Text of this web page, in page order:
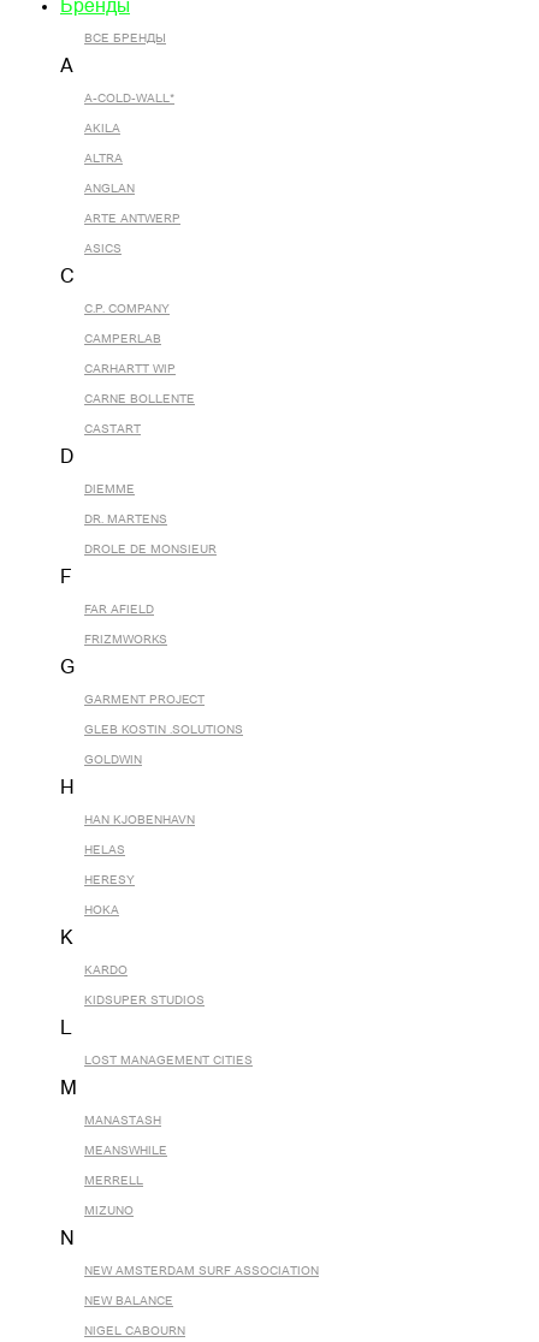
Бренды
ВСЕ БРЕНДЫ
A
A-COLD-WALL*
AKILA
ALTRA
ANGLAN
ARTE ANTWERP
ASICS
C
C.P. COMPANY
CAMPERLAB
CARHARTT WIP
CARNE BOLLENTE
CASTART
D
DIEMME
DR. MARTENS
DROLE DE MONSIEUR
F
FAR AFIELD
FRIZMWORKS
G
GARMENT PROJECT
GLEB KOSTIN .SOLUTIONS
GOLDWIN
H
HAN KJOBENHAVN
HELAS
HERESY
HOKA
K
KARDO
KIDSUPER STUDIOS
L
LOST MANAGEMENT CITIES
M
MANASTASH
MEANSWHILE
MERRELL
MIZUNO
N
NEW AMSTERDAM SURF ASSOCIATION
NEW BALANCE
NIGEL CABOURN